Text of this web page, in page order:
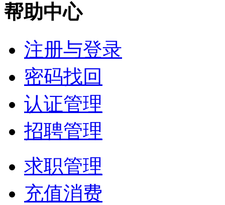
帮助中心
注册与登录
密码找回
认证管理
招聘管理
求职管理
充值消费